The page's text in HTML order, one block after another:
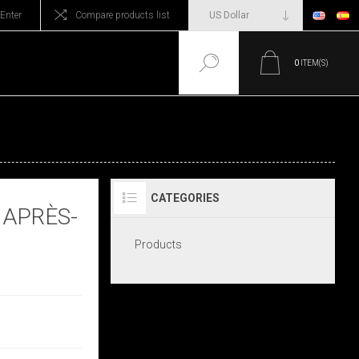
Enter Compare products list
0 ITEM(S)
CATEGORIES
Products